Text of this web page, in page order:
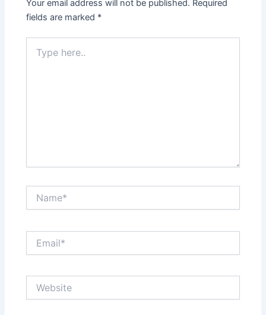
Your email address will not be published. Required
fields are marked *
here..